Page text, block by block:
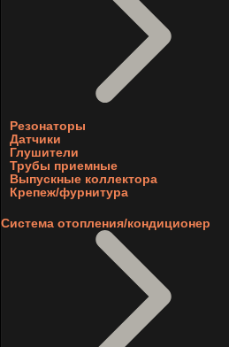
Резонаторы
Датчики
Глушители
Трубы приемные
Выпускные коллектора
Крепеж/фурнитура
Система отопления/кондиционер